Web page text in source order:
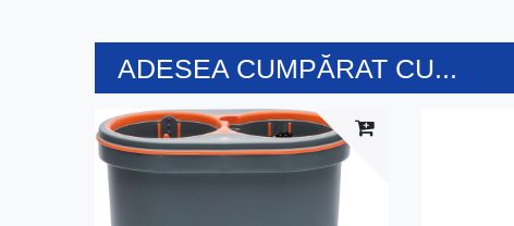
ADESEA CUMPĂRAT CU...